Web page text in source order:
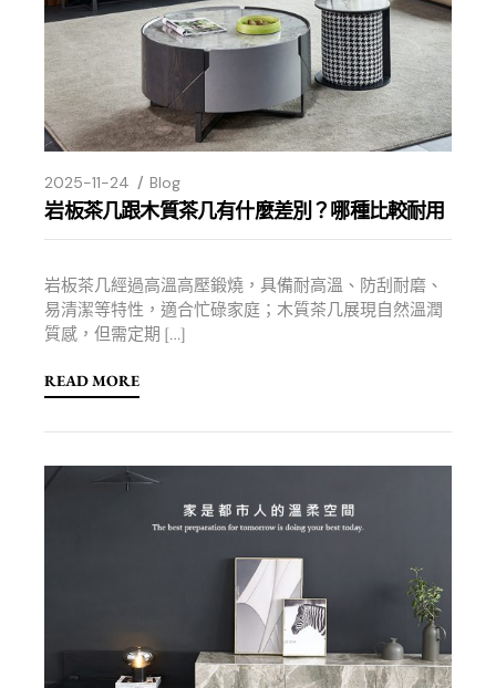
2025-11-24 Blog
岩板茶几跟木質茶几有什麼差別？哪種比較耐用
岩板茶几經過高溫高壓鍛燒，具備耐高溫、防刮耐磨、
易清潔等特性，適合忙碌家庭；木質茶几展現自然溫潤
質感，但需定期 […]
READ MORE